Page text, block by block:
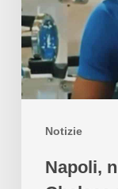
Notizie
Napoli,